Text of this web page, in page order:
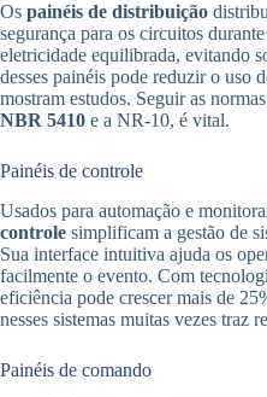
Os painéis de distribuição
segurança para os circuitos
eletricidade equilibrada, evitando
desses painéis pode reduzir o uso
mostram estudos. Seguir as
NBR 5410 e a NR-10, é vital.
Painéis de controle
Usados para automação e
controle simplificam a gestão de
Sua interface intuitiva ajuda os
facilmente o evento. Com
eficiência pode crescer mais de
nesses sistemas muitas vezes traz
Painéis de comando